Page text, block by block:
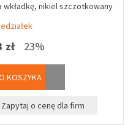
wkładkę, nikiel szczotkowany
zł 23%
KOSZYKA
Zapytaj o cenę dla firm